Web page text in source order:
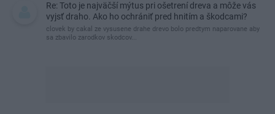
Re: Toto je najväčší mýtus pri ošetrení dreva a môže vás
vyjsť draho. Ako ho ochrániť pred hnitím a škodcami?
clovek by cakal ze vysusene drahe drevo bolo predtym naparovane aby
sa zbavilo zarodkov skodcov...